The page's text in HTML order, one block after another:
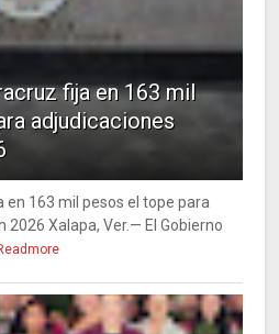
fija en 163 mil
adjudicaciones
en 163 mil pesos el tope para
2026 Xalapa, Ver.— El Gobierno